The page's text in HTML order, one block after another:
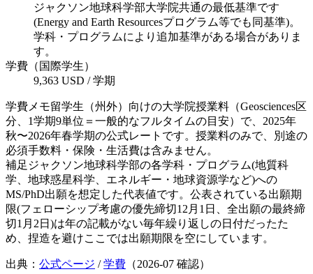
ジャクソン地球科学部大学院共通の最低基準です
(Energy and Earth Resourcesプログラム等でも同基準)。
学科・プログラムにより追加基準がある場合がありま
す。
学費（国際学生）
9,363 USD / 学期
学費メモ留学生（州外）向けの大学院授業料（Geosciences区
分、1学期9単位＝一般的なフルタイムの目安）で、2025年
秋〜2026年春学期の公式レートです。授業料のみで、別途の
必須手数料・保険・生活費は含みません。
補足 ジャクソン地球科学部の各学科・プログラム(地質科
学、地球惑星科学、エネルギー・地球資源学など)への
MS/PhD出願を想定した代表値です。公表されている出願期
限(フェローシップ考慮の優先締切12月1日、全出願の最終締
切1月2日)は年の記載がない毎年繰り返しの日付だったた
め、捏造を避けここでは出願期限を空にしています。
出典： 公式ページ /学費 （2026-07 確認）